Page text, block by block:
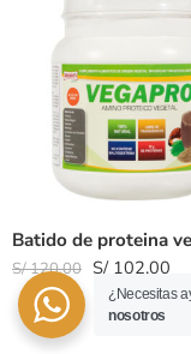
Batido de proteina
S/120.00 S/102.00
¿Necesitas
nosotros